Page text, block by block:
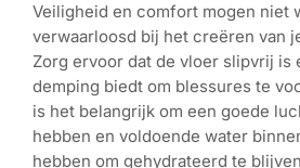
Veiligheid en comfort mogen niet
verwaarloosd bij het creëren van
Zorg ervoor dat de vloer slipvrij is
demping biedt om blessures te
is het belangrijk om een goede
hebben en voldoende water
hebben om gehydrateerd te